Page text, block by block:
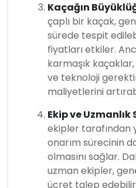
Kaçağın
çaplı bir kaçak,
sürede tespit
fiyatları etkiler.
karmaşık
ve teknoloji
maliyetlerini
Ekip ve Uzmanlık
ekipler tarafından
onarım sürecinin
olmasını sağlar.
uzman ekipler,
ücret talep